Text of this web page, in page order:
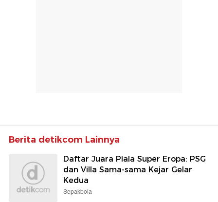
Berita detikcom Lainnya
Daftar Juara Piala Super Eropa: PSG
dan Villa Sama-sama Kejar Gelar
Kedua
Sepakbola